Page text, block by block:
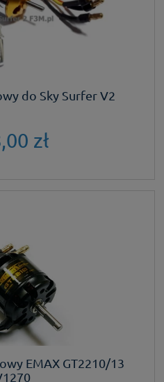
do Sky Surfer V2
zł
EMAX GT2210/13